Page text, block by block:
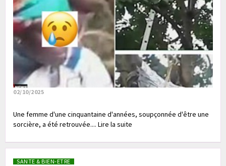
02/10/2025
Une femme d'une cinquantaine d'années, soupçonnée d'être une
sorcière, a été retrouvée.... Lire la suite
SANTE & BIEN-ETRE